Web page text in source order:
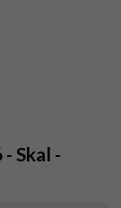
Skal -